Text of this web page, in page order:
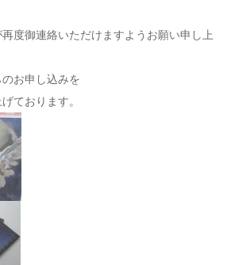
度御連絡いただけますようお願い申し上
お申し込みを
ております。